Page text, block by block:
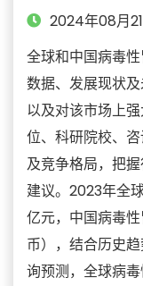
2024年08月
全球和中国病毒
数据、发展现状
以及对该市场上
位、科研院校、
及竞争格局，把
建议。2023年全
亿元，中国病毒
币），结合历史
询预测，全球病毒